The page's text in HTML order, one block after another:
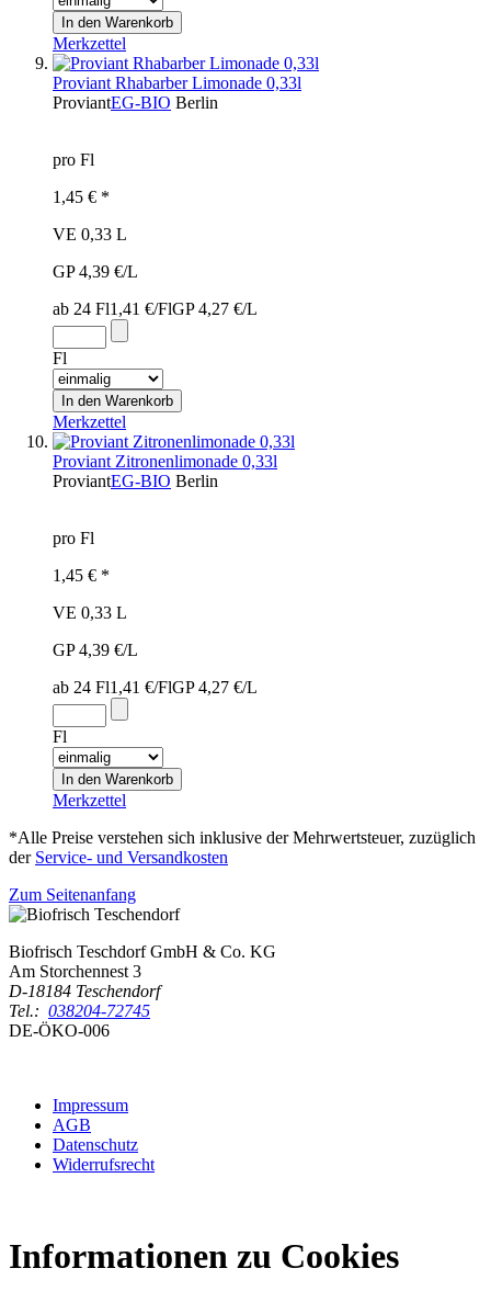
Merkzettel
Proviant Rhabarber Limonade 0,33l
ProviantEG-BIO Berlin
pro Fl
1,45 € *
VE 0,33 L
GP 4,39 €/L
ab 24 Fl1,41 €/FlGP 4,27 €/L
Fl
Merkzettel
Proviant Zitronenlimonade 0,33l
ProviantEG-BIO Berlin
pro Fl
1,45 € *
VE 0,33 L
GP 4,39 €/L
ab 24 Fl1,41 €/FlGP 4,27 €/L
Fl
Merkzettel
*Alle Preise verstehen sich inklusive der Mehrwertsteuer, zuzüglich
der Service- und Versandkosten
Zum Seitenanfang
Biofrisch Teschdorf GmbH & Co. KG
Am Storchennest 3
D-18184 Teschendorf
Tel.: 038204-72745
DE-ÖKO-006
Impressum
AGB
Datenschutz
Widerrufsrecht
Informationen zu Cookies